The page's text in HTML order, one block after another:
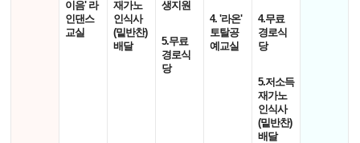
이음' 라
인댄스
교실
재가노
인식사
(밑반찬)
배달
생지원
5.무료
경로식
당
4. '라온'
토탈공
예교실
4.무료
경로식
당
5.저소득
재가노
인식사
(밑반찬)
배달